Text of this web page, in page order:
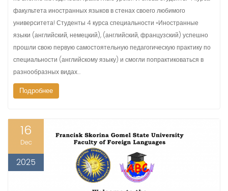
факультета иностранных языков в стенах своего любимого
университета! Студенты 4 курса специальности «Иностранные
языки (английский, немецкий), (английский, французский) успешно
прошли свою первую самостоятельную педагогическую практику по
специальности (английскому языку) и смогли попрактиковаться в
разнообразных видах…
Подробнее
16
Dec
2025